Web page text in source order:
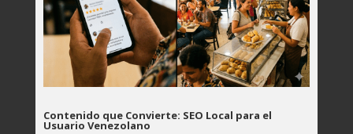
Contenido que Convierte: SEO Local para el
Usuario Venezolano